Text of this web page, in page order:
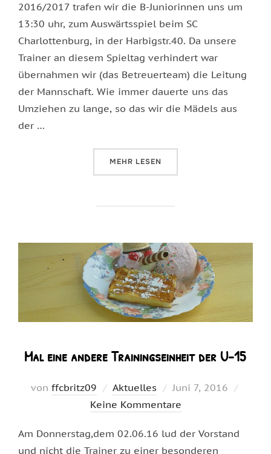
2016/2017 trafen wir die B-Juniorinnen uns um
13:30 uhr, zum Auswärtsspiel beim SC
Charlottenburg, in der Harbigstr.40. Da unsere
Trainer an diesem Spieltag verhindert war
übernahmen wir (das Betreuerteam) die Leitung
der Mannschaft. Wie immer dauerte uns das
Umziehen zu lange, so das wir die Mädels aus
der …
MEHR ÜBER „AUCH IM BRITZER
LESEN
Mal eine andere Trainingseinheit der U-15
von ffcbritz09 Aktuelles
Veröffentlicht
am
Juni 7, 2016
Keine Kommentare
Am Donnerstag,dem 02.06.16 lud der Vorstand
und nicht die Trainer zu einer besonderen